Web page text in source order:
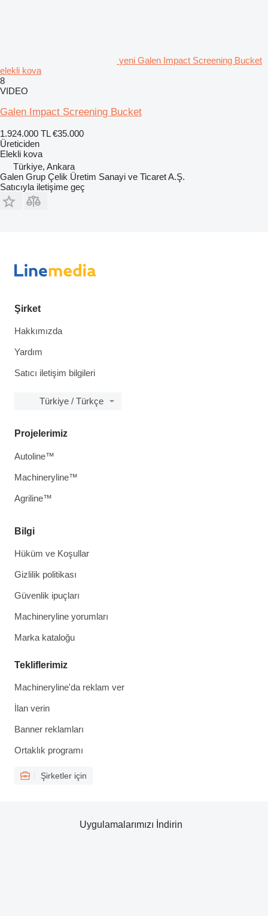
yeni Galen Impact Screening Bucket
elekli kova
8
VIDEO
Galen Impact Screening Bucket
1.924.000 TL €35.000
Üreticiden
Elekli kova
Türkiye, Ankara
Galen Grup Çelik Üretim Sanayi ve Ticaret A.Ş.
Satıcıyla iletişime geç
Şirket
Hakkımızda
Yardım
Satıcı iletişim bilgileri
Türkiye / Türkçe
Bilgi
Hüküm ve Koşullar
Gizlilik politikası
Güvenlik ipuçları
Machineryline yorumları
Marka kataloğu
Tekliflerimiz
Machineryline'da reklam ver
İlan verin
Banner reklamları
Ortaklık programı
Şirketler için
Projelerimiz
Autoline™
Machineryline™
Agriline™
Uygulamalarımızı İndirin